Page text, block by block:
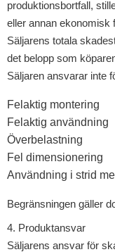
produktionsbortfall,
eller annan ekonomisk
Säljarens totala
det belopp som
Säljaren ansvarar inte
Felaktig montering
Felaktig användning
Överbelastning
Fel dimensionering
Användning i strid
Begränsningen gäller
4. Produktansvar
Säljarens ansvar för